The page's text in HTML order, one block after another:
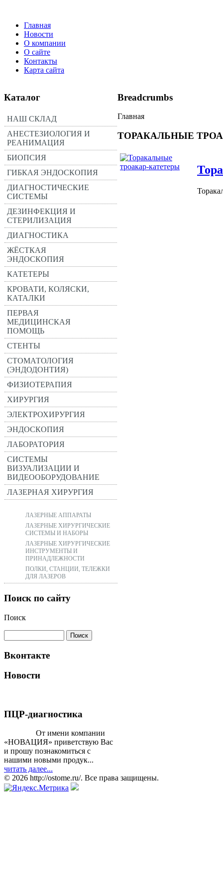
Главная
Новости
О компании
О сайте
Контакты
Карта сайта
Каталог
НАШ СКЛАД
АНЕСТЕЗИОЛОГИЯ И
РЕАНИМАЦИЯ
БИОПСИЯ
ГИБКАЯ ЭНДОСКОПИЯ
ДИАГНОСТИЧЕСКИЕ
СИСТЕМЫ
ДЕЗИНФЕКЦИЯ И
СТЕРИЛИЗАЦИЯ
ДИАГНОСТИКА
ЖЁСТКАЯ
ЭНДОСКОПИЯ
КАТЕТЕРЫ
КРОВАТИ, КОЛЯСКИ,
КАТАЛКИ
ПЕРВАЯ
МЕДИЦИНСКАЯ
ПОМОЩЬ
СТЕНТЫ
СТОМАТОЛОГИЯ
(ЭНДОДОНТИЯ)
ФИЗИОТЕРАПИЯ
ХИРУРГИЯ
ЭЛЕКТРОХИРУРГИЯ
ЭНДОСКОПИЯ
ЛАБОРАТОРИЯ
СИСТЕМЫ
ВИЗУАЛИЗАЦИИ И
ВИДЕООБОРУДОВАНИЕ
ЛАЗЕРНАЯ ХИРУРГИЯ
ЛАЗЕРНЫЕ АППАРАТЫ
ЛАЗЕРНЫЕ ХИРУРГИЧЕСКИЕ
СИСТЕМЫ И НАБОРЫ
ЛАЗЕРНЫЕ ХИРУРГИЧЕСКИЕ
ИНСТРУМЕНТЫ И
ПРИНАДЛЕЖНОСТИ
ПОЛКИ, СТАНЦИИ, ТЕЛЕЖКИ
ДЛЯ ЛАЗЕРОВ
Поиск по сайту
Поиск
Вконтакте
Новости
ПЦР-диагностика
От имени компании
«НОВАЦИЯ» приветствую Вас
и прошу познакомиться с
нашими новыми продук...
читать далее...
Breadcrumbs
Главная
ТОРАКАЛЬНЫЕ
© 2026 http://ostome.ru/. Все права защищены.